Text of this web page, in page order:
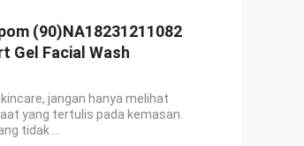
(90)NA18231211082
Gel Facial Wash
jangan hanya melihat
yang tertulis pada kemasan.
tidak ...